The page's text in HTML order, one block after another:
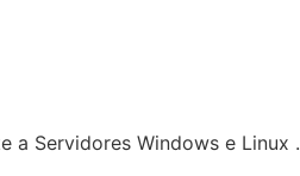
a Servidores Windows e Linux .